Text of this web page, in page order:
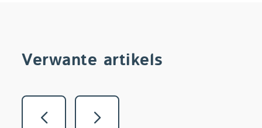
Verwante artikels
Vorige Volgende